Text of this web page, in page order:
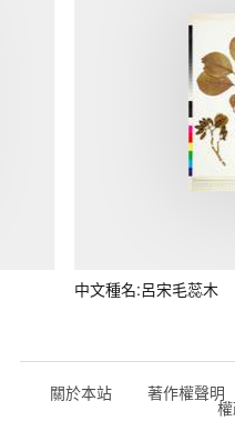
中文種名:呂宋毛蕊木
關於本站 著作權聲明